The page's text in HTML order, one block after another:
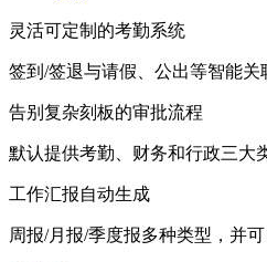
灵活可定制的考勤系统
签到/签退与请假、公出等智能关
告别复杂刻板的审批流程
默认提供考勤、财务和行政三大
工作汇报自动生成
周报/月报/季度报多种类型，并